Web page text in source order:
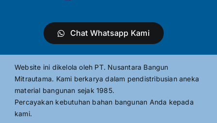
Chat Whatsapp Kami
Website ini dikelola oleh PT. Nusantara Bangun
Mitrautama. Kami berkarya dalam pendistribusian aneka
material bangunan sejak 1985.
Percayakan kebutuhan bahan bangunan Anda kepada
kami.